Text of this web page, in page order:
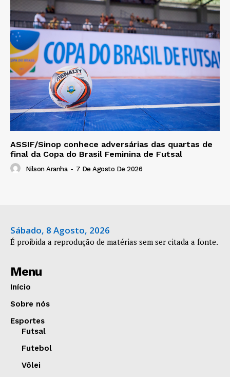
ASSIF/Sinop conhece adversárias das quartas de
final da Copa do Brasil Feminina de Futsal
Nilson Aranha - 7 De Agosto De 2026
Sábado, 8 Agosto, 2026
É proibida a reprodução de matérias sem ser citada a fonte.
Menu
Início
Sobre nós
Esportes
Futsal
Futebol
Vôlei